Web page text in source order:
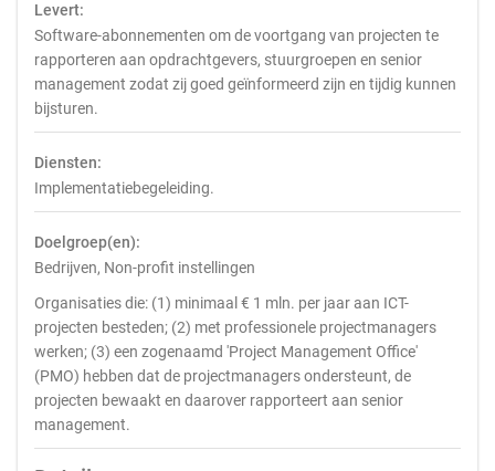
Levert:
Software-abonnementen om de voortgang van projecten te
rapporteren aan opdrachtgevers, stuurgroepen en senior
management zodat zij goed geïnformeerd zijn en tijdig kunnen
bijsturen.
Diensten:
Implementatiebegeleiding.
Doelgroep(en):
Bedrijven, Non-profit instellingen
Organisaties die: (1) minimaal € 1 mln. per jaar aan ICT-
projecten besteden; (2) met professionele projectmanagers
werken; (3) een zogenaamd 'Project Management Office'
(PMO) hebben dat de projectmanagers ondersteunt, de
projecten bewaakt en daarover rapporteert aan senior
management.